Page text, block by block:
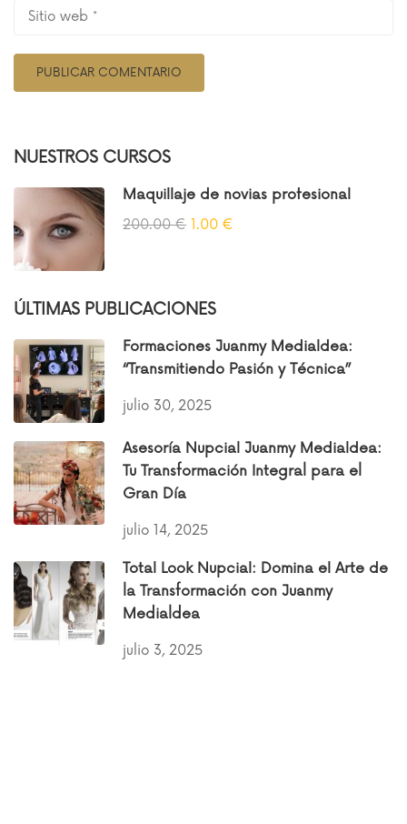
NUESTROS CURSOS
Maquillaje de novias profesional
200.00 € 1.00 €
ÚLTIMAS PUBLICACIONES
Formaciones Juanmy Medialdea:
“Transmitiendo Pasión y Técnica”
julio 30, 2025
Asesoría Nupcial Juanmy Medialdea:
Tu Transformación Integral para el
Gran Día
julio 14, 2025
Total Look Nupcial: Domina el Arte de
la Transformación con Juanmy
Medialdea
julio 3, 2025